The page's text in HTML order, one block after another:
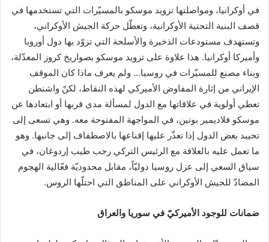
في أوكرانيا، ومواصلتها تزويد موسكو بالمسيّرات التي تستخدمها في
قصف البنية التحتية الأوكرانية، وتعطّل حركة الجيش الأوكراني،
وتستهدف مستودعات الذخيرة والأسلحة التي تزوّد بها دول أوروبا
وأميركا أوكرانيا. هذا علاوة على تزويد موسكو بصواريخ كروز المعدّلة،
وبناء مصنع للمسيّرات في روسيا… ولم يعرف ماذا كان الموقف
الإيراني من إثارة المفاوض الأميركي لهذه النقاط، لكنّ واشنطن
تعطي أولوية في علاقاتها مع الدول لمسألة مدى قربها أو ابتعادها عن
موسكو فلاديمير بوتين، في المواجهة المفتوحة معه. وهي تسعى إلى
تحييد بعض الدول إذا تعذّر عليها إقناعها بالاصطفاف إلى جانبها. وهو
ما تعمل عليه بالعلاقة مع الرئيس التركي رجب طيب إردوغان، في
سياق السعي إلى عزل روسيا دوليّاً، مقابل محدوديّة فعّالية الهجوم
المضادّ للجيش الأوكراني على المناطق التي احتلّها الروس.
ضمانات للوجود الأميركيّ في سوريا والعراق